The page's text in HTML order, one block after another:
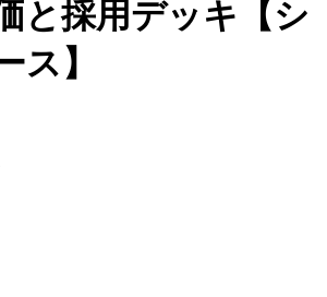
と採用デッキ【シ
ス】